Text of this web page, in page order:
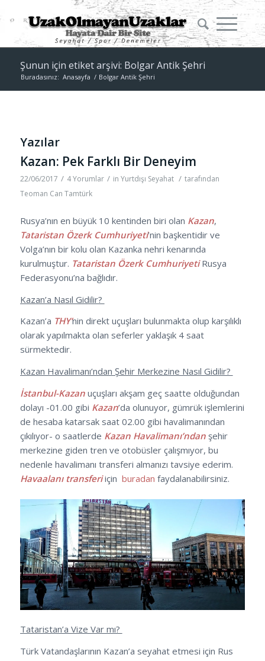
Şunun için etiket arşivi: Bolgar Antik Şehri
Buradasınız: Anasayfa / Bolgar Antik Şehri
Yazılar
Kazan: Pek Farklı Bir Deneyim
22/06/2017 / 4 Yorumlar / in Yurtdışı Seyahat / tarafından
Teoman Can Tamtürk
Rusya’nın en büyük 10 kentinden biri olan Kazan,
Tataristan Özerk Cumhuriyeti’nin başkentidir ve
Volga’nın bir kolu olan Kazanka nehri kenarında
kurulmuştur. Tataristan Özerk CumhuriyetiRusya
Federasyonu’na bağlıdır.
Kazan’a Nasıl Gidilir?
Kazan’a THY’nin direkt uçuşları bulunmakta olup karşılıklı
olarak yapılmakta olan seferler yaklaşık 4 saat
sürmektedir.
Kazan Havalimanı’ndan Şehir Merkezine Nasıl Gidilir?
İstanbul-Kazan uçuşları akşam geç saatte olduğundan
dolayı -01.00 gibi Kazan’da olunuyor, gümrük işlemlerini
de hesaba katarsak saat 02.00 gibi havalimanından
çıkılıyor- o saatlerde Kazan Havalimanı’ndanşehir
merkezine giden tren ve otobüsler çalışmıyor, bu
nedenle havalimanı transferi almanızı tavsiye ederim.
Havaalanı transferiiçin buradan faydalanabilirsiniz.
Tataristan’a Vize Var mı?
Türk Vatandaşlarının Kazan’a seyahat etmesi için Rus